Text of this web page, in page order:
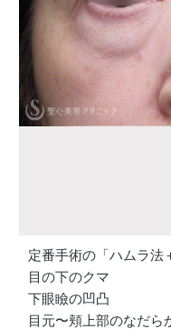
定番手術の「ハムラ法
目の下のクマ
下眼瞼の凹凸
目元〜頬上部のなだら